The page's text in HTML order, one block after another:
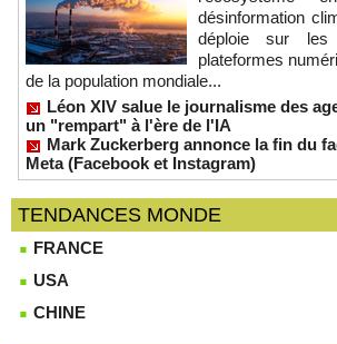
désinformation
déploie sur
plateformes
de la population mondiale...
Léon XIV salue le journalisme des
un "rempart" à l'ère de l'IA
Mark Zuckerberg annonce la fin du
Meta (Facebook et Instagram)
TENDANCES MONDE
FRANCE
USA
CHINE